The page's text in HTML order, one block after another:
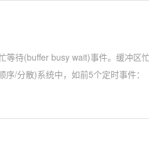
待(buffer busy wait)事件。缓冲区
/分散)系统中，如前5个定时事件：